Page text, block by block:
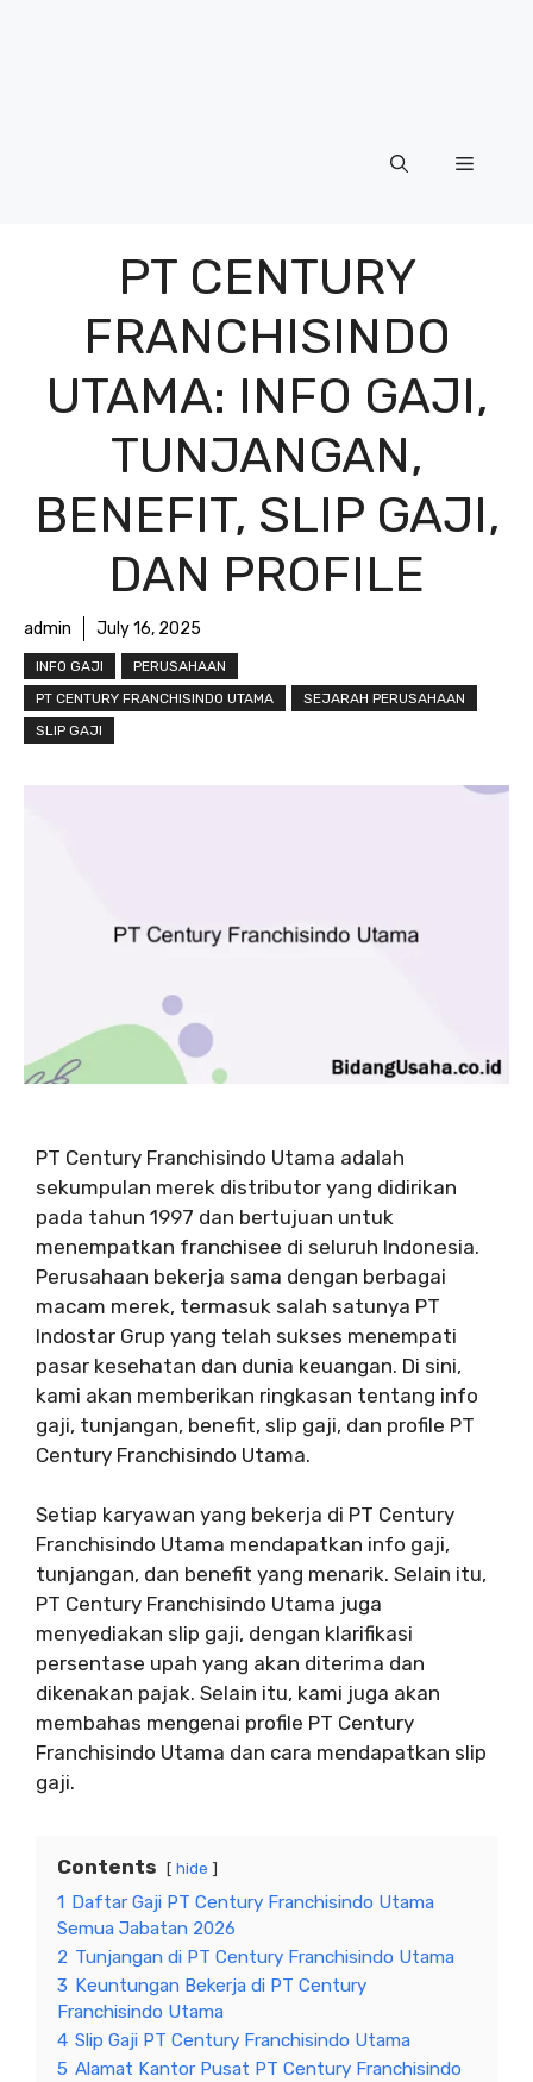
Menu
PT CENTURY
FRANCHISINDO
UTAMA: INFO GAJI,
TUNJANGAN,
BENEFIT, SLIP GAJI,
DAN PROFILE
admin July 16, 2025
INFO GAJI
PERUSAHAAN
PT CENTURY FRANCHISINDO UTAMA
SEJARAH PERUSAHAAN
SLIP GAJI
PT Century Franchisindo Utama adalah
sekumpulan merek distributor yang didirikan
pada tahun 1997 dan bertujuan untuk
menempatkan franchisee di seluruh Indonesia.
Perusahaan bekerja sama dengan berbagai
macam merek, termasuk salah satunya PT
Indostar Grup yang telah sukses menempati
pasar kesehatan dan dunia keuangan. Di sini,
kami akan memberikan ringkasan tentang info
gaji, tunjangan, benefit, slip gaji, dan profile PT
Century Franchisindo Utama.
Setiap karyawan yang bekerja di PT Century
Franchisindo Utama mendapatkan info gaji,
tunjangan, dan benefit yang menarik. Selain itu,
PT Century Franchisindo Utama juga
menyediakan slip gaji, dengan klarifikasi
persentase upah yang akan diterima dan
dikenakan pajak. Selain itu, kami juga akan
membahas mengenai profile PT Century
Franchisindo Utama dan cara mendapatkan slip
gaji.
Contents hide
1 Daftar Gaji PT Century Franchisindo Utama
Semua Jabatan 2026
2 Tunjangan di PT Century Franchisindo Utama
3 Keuntungan Bekerja di PT Century
Franchisindo Utama
4 Slip Gaji PT Century Franchisindo Utama
5 Alamat Kantor Pusat PT Century Franchisindo